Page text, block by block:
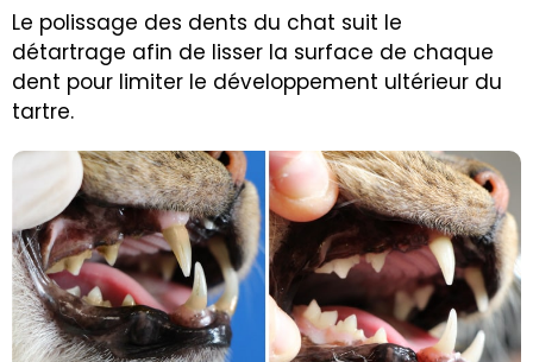
Le polissage des dents du chat suit le
détartrage afin de lisser la surface de chaque
dent pour limiter le développement ultérieur du
tartre.